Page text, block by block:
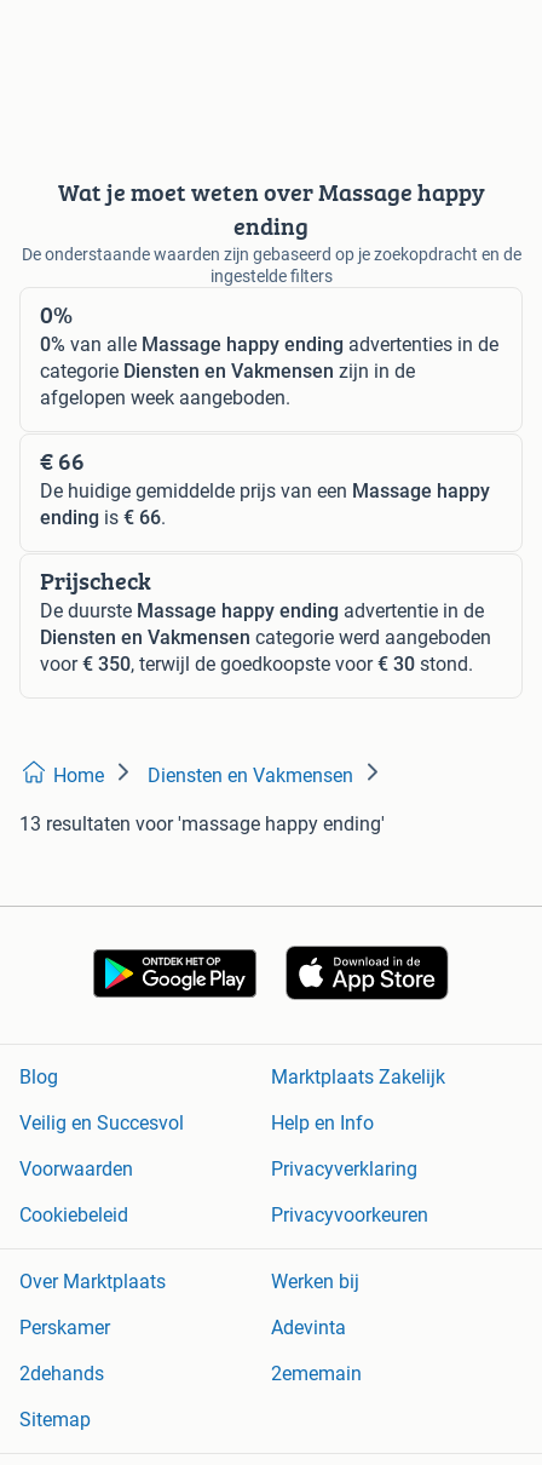
Wat je moet weten over Massage happy
ending
De onderstaande waarden zijn gebaseerd op je zoekopdracht en de
ingestelde filters
0%
0% van alle Massage happy ending advertenties in de
categorie Diensten en Vakmensen zijn in de
afgelopen week aangeboden.
€ 66
De huidige gemiddelde prijs van een Massage happy
ending is € 66.
Prijscheck
De duurste Massage happy ending advertentie in de
Diensten en Vakmensen categorie werd aangeboden
voor€ 350, terwijl de goedkoopste voor€ 30 stond.
Home Diensten en Vakmensen
13 resultaten voor 'massage happy ending'
Blog
Marktplaats Zakelijk
Veilig en Succesvol
Help en Info
Voorwaarden
Privacyverklaring
Cookiebeleid
Privacyvoorkeuren
Over Marktplaats
Werken bij
Perskamer
Adevinta
2dehands
2ememain
Sitemap